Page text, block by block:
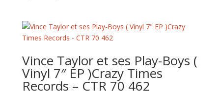
était :
15,00 €.
est :
10,00 €.
Vince Taylor et ses Play-Boys (
Vinyl 7″ EP )Crazy Times
Records – CTR 70 462